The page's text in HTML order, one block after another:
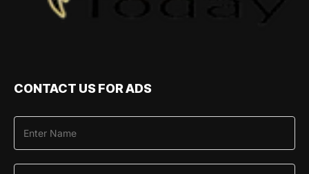
CONTACT US FOR ADS